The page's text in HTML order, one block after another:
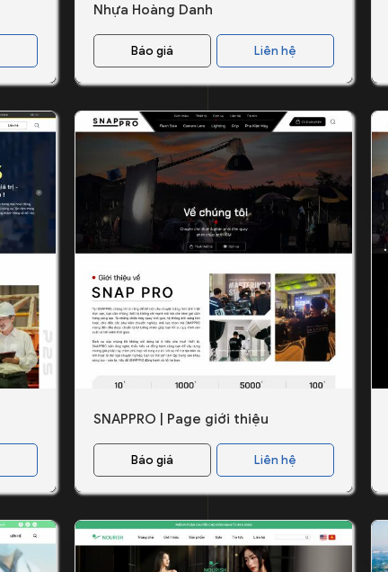
Nhựa Hoàng Danh
Báo giá Liên hệ
SNAPPRO | Page giới thiệu
Báo giá Liên hệ